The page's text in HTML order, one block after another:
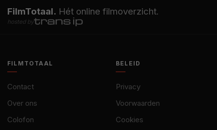
FilmTotaal. Hét online filmoverzicht.
hosted by
FILMTOTAAL
Contact
Over ons
Colofon
BELEID
Privacy
Voorwaarden
Cookies